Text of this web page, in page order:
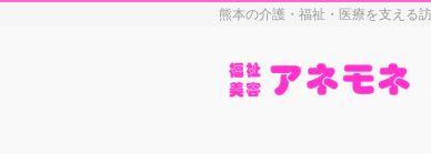
熊本の介護・福祉・医療を支える